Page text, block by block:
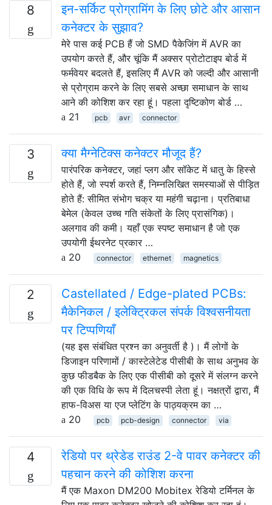
8
इन-सर्किट प्रोग्रामिंग के लिए छोटे और आसान
कनेक्टर के सुझाव?
मेरे पास कई PCB हैं जो SMD पैकेजिंग में AVR का
उपयोग करते हैं, और चूंकि मैं अक्सर प्रोटोटाइप बोर्ड में
फर्मवेयर बदलते हैं, इसलिए मैं AVR को जल्दी और आसानी
से प्रोग्राम करने के लिए सबसे अच्छा समाधान के साथ
आने की कोशिश कर रहा हूं। पहला दृष्टिकोण बोर्ड …
21
pcb avr connector
3 क्या मैग्नेटिक्स कनेक्टर मौजूद हैं?
पारंपरिक कनेक्टर, जहां प्लग और सॉकेट में धातु के हिस्से
होते हैं, जो स्पर्श करते हैं, निम्नलिखित समस्याओं से पीड़ित
होते हैं: सीमित संभोग चक्र या महंगी चढ़ाना। प्रतिबाधा
बेमेल (केवल उच्च गति संकेतों के लिए प्रासंगिक)।
अलगाव की कमी। यहाँ एक स्पष्ट समाधान है जो एक
उपयोगी ईथरनेट प्रकार …
20
connector ethernet magnetics
2
Castellated / Edge-plated PCBs:
मैकेनिकल / इलेक्ट्रिकल संपर्क विश्वसनीयता
पर टिप्पणियाँ
(यह इस संबंधित प्रश्न का अनुवर्ती है )। मैं लोगों के
डिजाइन परिणामों / कास्टेलेटेड पीसीबी के साथ अनुभव के
कुछ फीडबैक के लिए एक पीसीबी को दूसरे में संलग्न करने
की एक विधि के रूप में दिलचस्पी लेता हूं। नक्षत्रों द्वारा, मैं
हाफ-विअस या एज प्लेटिंग के पाठ्यक्रम का …
20
pcb pcb-design connector via
4
रेडियो पर थ्रेडेड राउंड 2-वे पावर कनेक्टर की
पहचान करने की कोशिश करना
मैं एक Maxon DM200 Mobitex रेडियो टर्मिनल के